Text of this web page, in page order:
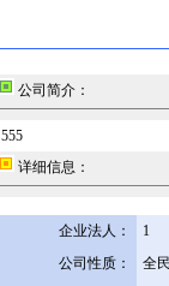
公司简介：
555
详细信息：
企业法人：
1
公司性质：
全